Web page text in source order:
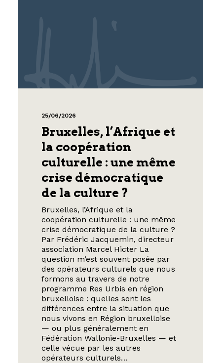
25/06/2026
Bruxelles, l’Afrique et
la coopération
culturelle : une même
crise démocratique
de la culture ?
Bruxelles, l’Afrique et la
coopération culturelle : une même
crise démocratique de la culture ?
Par Frédéric Jacquemin, directeur
association Marcel Hicter La
question m’est souvent posée par
des opérateurs culturels que nous
formons au travers de notre
programme Res Urbis en région
bruxelloise : quelles sont les
différences entre la situation que
nous vivons en Région bruxelloise
— ou plus généralement en
Fédération Wallonie-Bruxelles — et
celle vécue par les autres
opérateurs culturels…